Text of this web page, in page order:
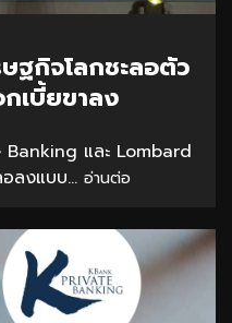
ฐกิจโลกชะลอตัว
เบี้ยขาลง
และ Lombard
ลงแบบ... อ่านต่อ